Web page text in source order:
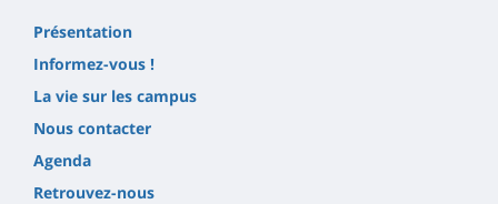
Présentation
Informez-vous !
La vie sur les campus
Nous contacter
Agenda
Retrouvez-nous